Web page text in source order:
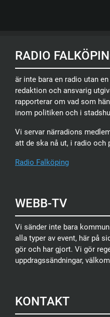
RADIO
är inte bara en radio utan
redaktion och ansvarig
rapporterar om vad som
inom politiken och i
Vi servar närradions
att de ska nå ut, i radio och
Radio Falköping
WEBB-TV
Vi sänder inte bara
alla typer av event, här på
gör och har gjort. Vi gör
uppdragssändningar,
KONTAKT